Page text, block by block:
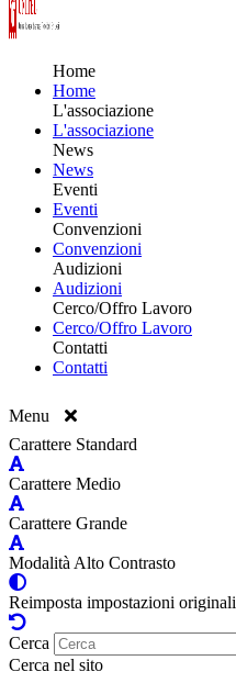
Home
Home
L'associazione
L'associazione
News
News
Eventi
Eventi
Convenzioni
Convenzioni
Audizioni
Audizioni
Cerco/Offro Lavoro
Cerco/Offro Lavoro
Contatti
Contatti
Menu
Carattere Standard
Carattere Medio
Carattere Grande
Modalità Alto Contrasto
Reimposta impostazioni originali
Cerca
Cerca nel sito